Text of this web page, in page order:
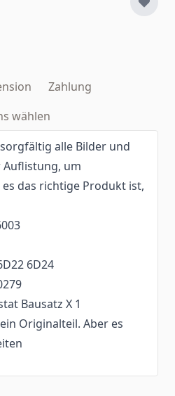
Zahlung
wählen
alle Bilder und
um
das richtige Produkt ist,
6D24
Bausatz X 1
Originalteil. Aber es